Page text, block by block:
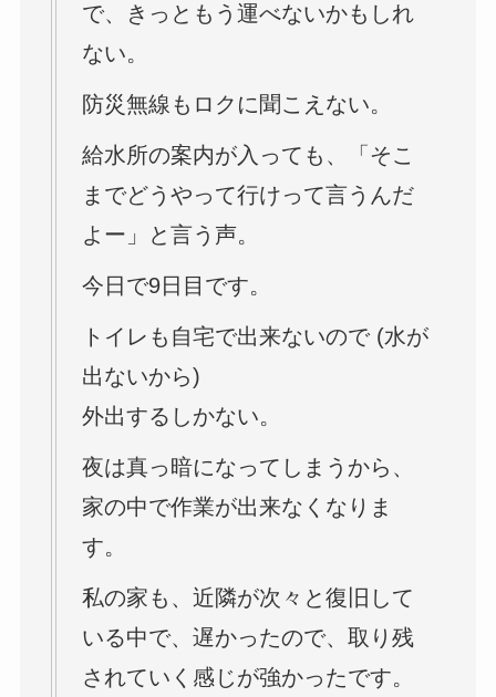
で、きっともう運べないかもしれ
ない。
防災無線もロクに聞こえない。
給水所の案内が入っても、「そこ
までどうやって行けって言うんだ
よー」と言う声。
今日で9日目です。
トイレも自宅で出来ないので (水が
出ないから)
外出するしかない。
夜は真っ暗になってしまうから、
家の中で作業が出来なくなりま
す。
私の家も、近隣が次々と復旧して
いる中で、遅かったので、取り残
されていく感じが強かったです。